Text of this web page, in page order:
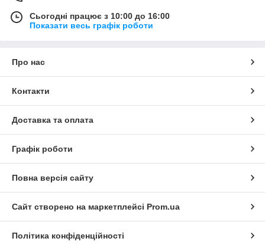
Сьогодні працює з 10:00 до 16:00
Показати весь графік роботи
Про нас
Контакти
Доставка та оплата
Графік роботи
Повна версія сайту
Сайт створено на маркетплейсі Prom.ua
Політика конфіденційності